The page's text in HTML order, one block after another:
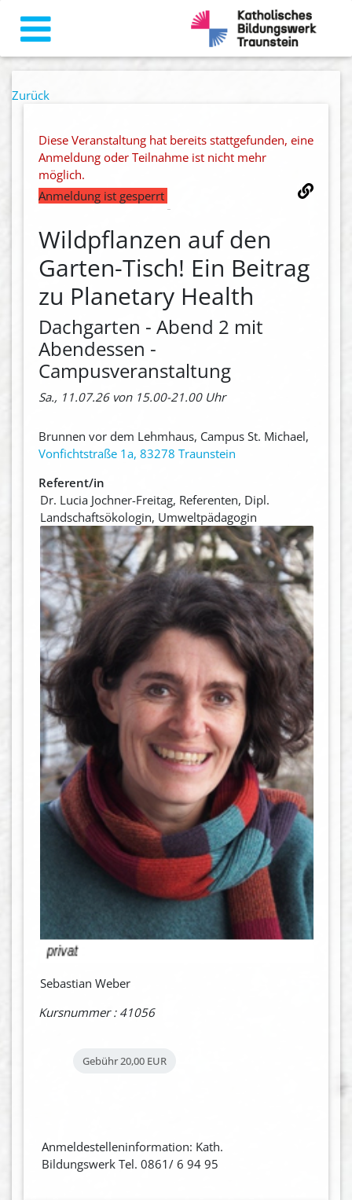
Zurück
Diese Veranstaltung hat bereits stattgefunden, eine
Anmeldung oder Teilnahme ist nicht mehr
möglich.
Anmeldung ist gesperrt
Wildpflanzen auf den
Garten-Tisch! Ein Beitrag
zu Planetary Health
Dachgarten - Abend 2 mit
Abendessen -
Campusveranstaltung
Sa., 11.07.26 von 15.00-21.00 Uhr
Brunnen vor dem Lehmhaus, Campus St. Michael,
Vonfichtstraße 1a, 83278 Traunstein
Referent/in
Dr. Lucia Jochner-Freitag, Referenten, Dipl.
Landschaftsökologin, Umweltpädagogin
Sebastian Weber
Kursnummer : 41056
Gebühr20,00 EUR
Anmeldestelleninformation: Kath.
Bildungswerk Tel. 0861/ 6 94 95